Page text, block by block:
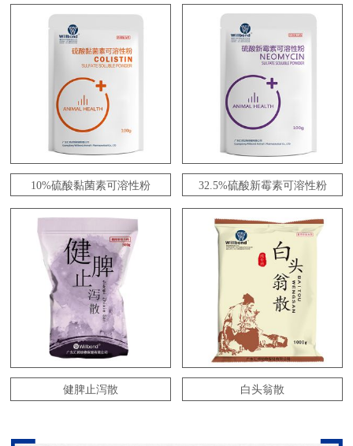
10%硫酸黏菌素可溶性粉 32.5%硫酸新霉素可溶性粉
健脾止泻散 白头翁散